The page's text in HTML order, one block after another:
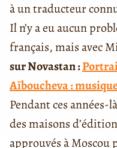
à un traducteur
Il n’y a eu aucun
français, mais avec
sur Novastan :
Aïboucheva :
Pendant ces
des maisons
approuvés à Moscou